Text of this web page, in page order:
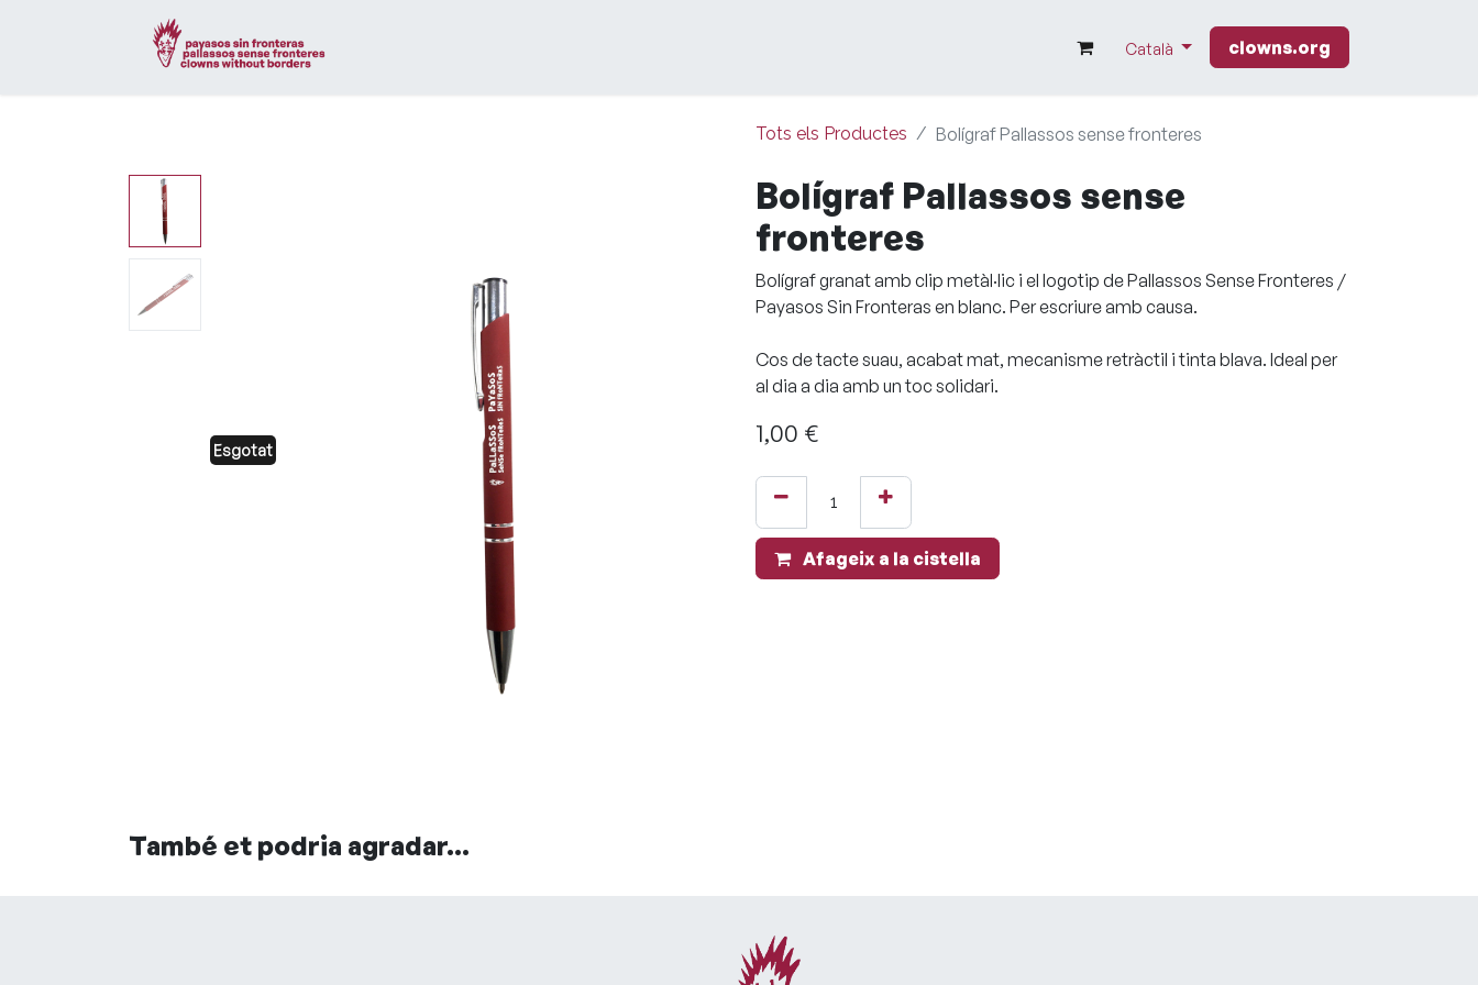
Català clowns.org
Tots els Productes Bolígraf Pallassos sense fronteres
Esgotat
Bolígraf Pallassos sense
fronteres
Bolígraf granat amb clip metàl·lic i el logotip de Pallassos Sense Fronteres /
Payasos Sin Fronteras en blanc. Per escriure amb causa.
Cos de tacte suau, acabat mat, mecanisme retràctil i tinta blava. Ideal per
al dia a dia amb un toc solidari.
1,00 €
Afageix a la cistella
També et podria agradar...